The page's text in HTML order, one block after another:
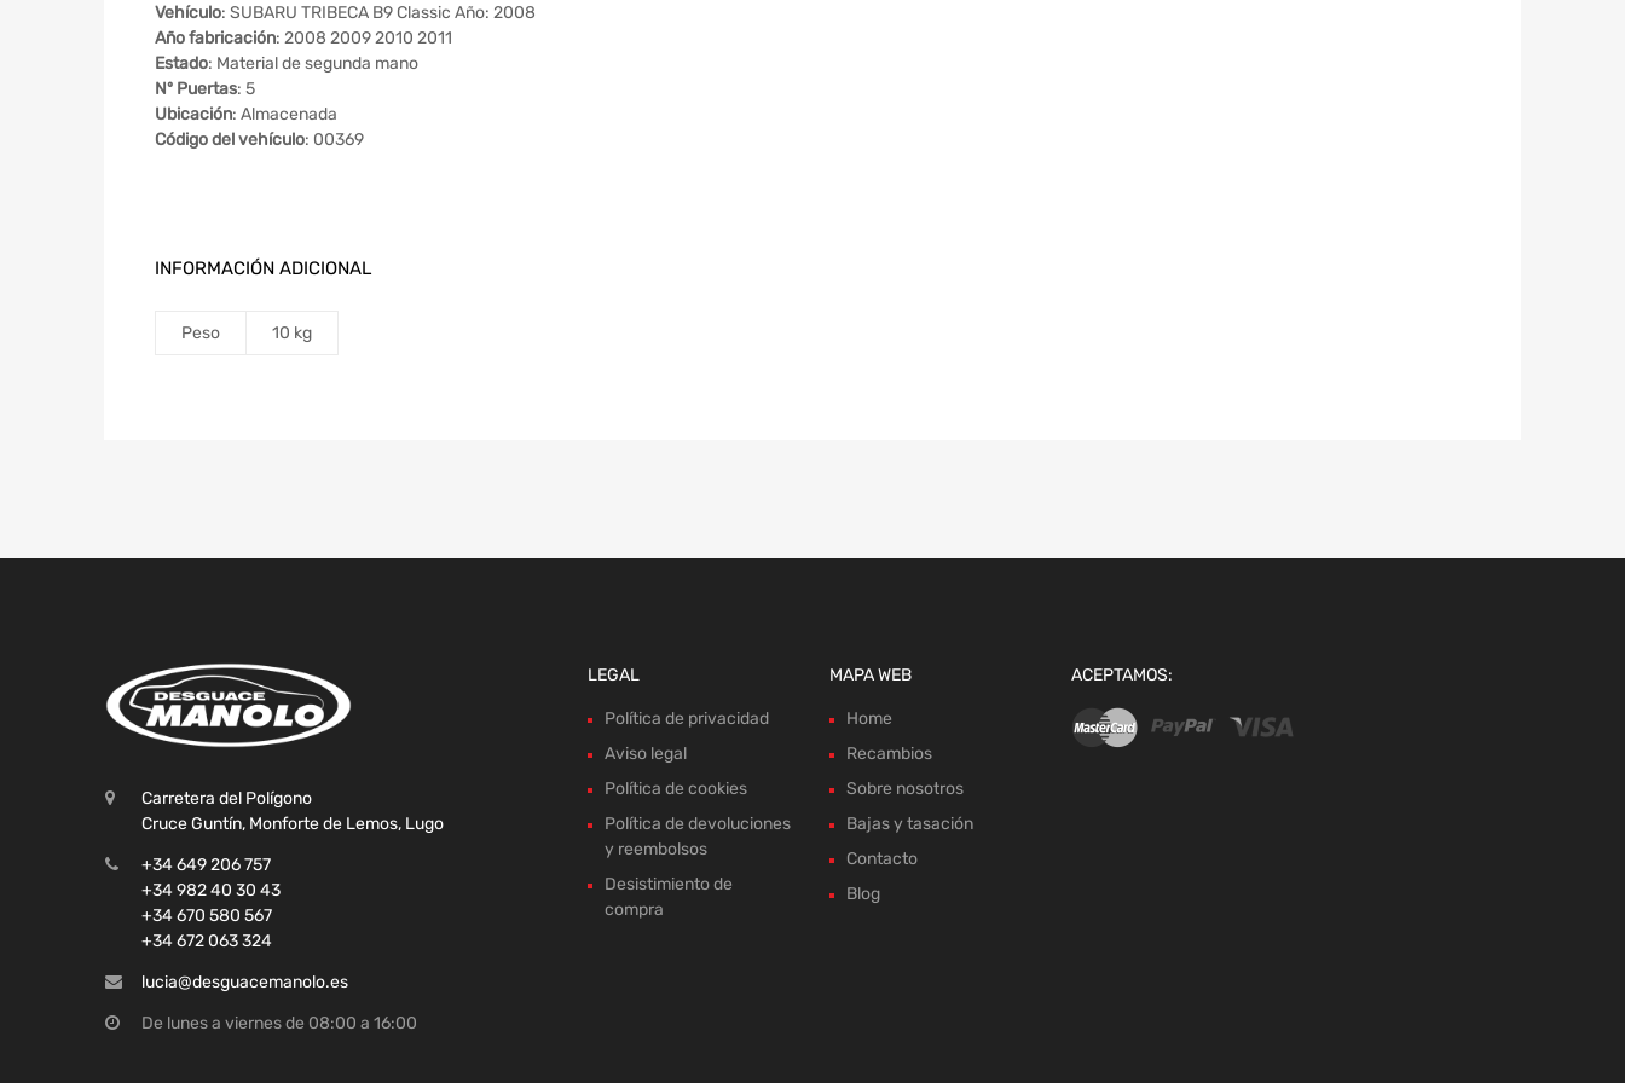
Vehículo: SUBARU TRIBECA B9 Classic Año: 2008
Año fabricación: 2008 2009 2010 2011
Estado: Material de segunda mano
Nº Puertas: 5
Ubicación: Almacenada
Código del vehículo: 00369
INFORMACIÓN ADICIONAL
Peso 10 kg
Carretera del Polígono
Cruce Guntín, Monforte de Lemos, Lugo
+34 649 206 757
+34 982 40 30 43
+34 670 580 567
+34 672 063 324
lucia@desguacemanolo.es
De lunes a viernes de 08:00 a 16:00
LEGAL
Política de privacidad
Aviso legal
Política de cookies
Política de devoluciones
y reembolsos
Desistimiento de
compra
MAPA WEB
Home
Recambios
Sobre nosotros
Bajas y tasación
Contacto
Blog
ACEPTAMOS: